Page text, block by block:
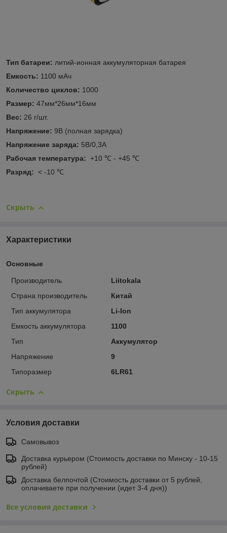
Тип батареи: литий-ионная аккумуляторная батарея
Емкость: 1100 мАч
Количество циклов: 1000
Размер: 47мм*26мм*16мм
Вес: 26 г/шт.
Напряжение: 9В (полная зарядка)
Напряжение заряда: 5В/0,3А
Рабочая температура: +10 ℃ - +45 ℃
Разряд: < -10 ℃
Скрыть
Характеристики
Основные
Производитель
Liitokala
Страна производитель
Китай
Тип аккумулятора
Li-Ion
Емкость аккумулятора
1100
Тип
Аккумулятор
Напряжение
9
Типоразмер
6LR61
Скрыть
Условия доставки
Самовывоз
Доставка курьером (Стоимость доставки по Минску - 10-15
рублей)
Доставка белпочтой (Стоимость доставки от 5 рублей,
оплачиваете при получении (идет 3-4 дня))
Все условия доставки